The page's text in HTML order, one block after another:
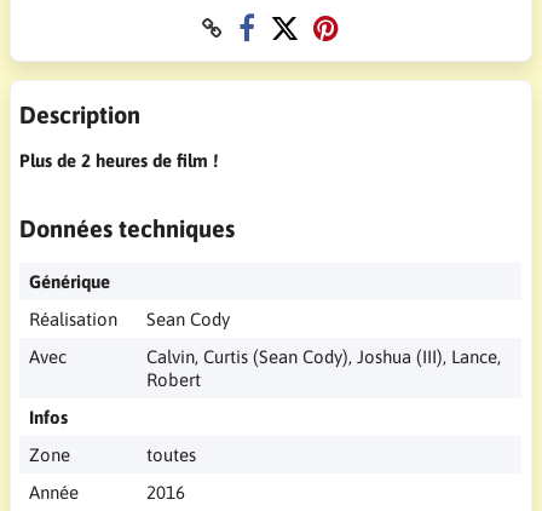
Description
Plus de 2 heures de film !
Données techniques
Générique
Réalisation
Sean Cody
Avec
Calvin, Curtis (Sean Cody), Joshua (III), Lance,
Robert
Infos
Zone
toutes
Année
2016